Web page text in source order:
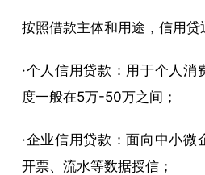
按照借款主体和用途，信用贷
·个人信用贷款：用于个人
度一般在5万-50万之间；
·企业信用贷款：面向中小微
开票、流水等数据授信；